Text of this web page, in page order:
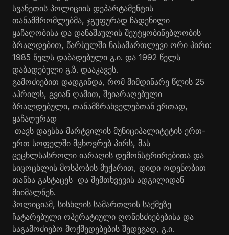
სვანეთის პოლიციის დეპარტამენტის
თანამშრომლებმა, ჯგუფურად ჩადენილი
ყაჩაღობისა და დანაშაულის შეუტყობინებლობის
ბრალდებით, წარსულში ნასამართლევი ორი პირი:
1985 წელს დაბადებული გ.ი. და 1992 წელს
დაბადებული გ.ზ. დააკავეს.
გამოძიებით დადგინდა, რომ მიმდინარე წლის 25
აპრილს, გვიან ღამით, შეიარაღებული
ბრალდებული, თანამზრახველებთან ერთად,
ყაჩაღურად
თავს დაესხა მარტვილის მუნიციპალიტეტის ერთ-
ერთ სოფელში მცხოვრებ პირს, მას
ცეცხლსასროლი იარაღის დემონსტრირებითა და
სიცოცხლის მოსპობის მუქარით, დიდი ოდენობით
თანხა გასტაცეს და შემთხვევის ადგილიდან
მიიმალნენ.
პოლიციამ, სისხლის სამართლის საქმეზე
ჩატარებული ოპერატიული ღონისძიებებისა და
საგამოძიებო მოქმედებების შედეგად, გ.ი.